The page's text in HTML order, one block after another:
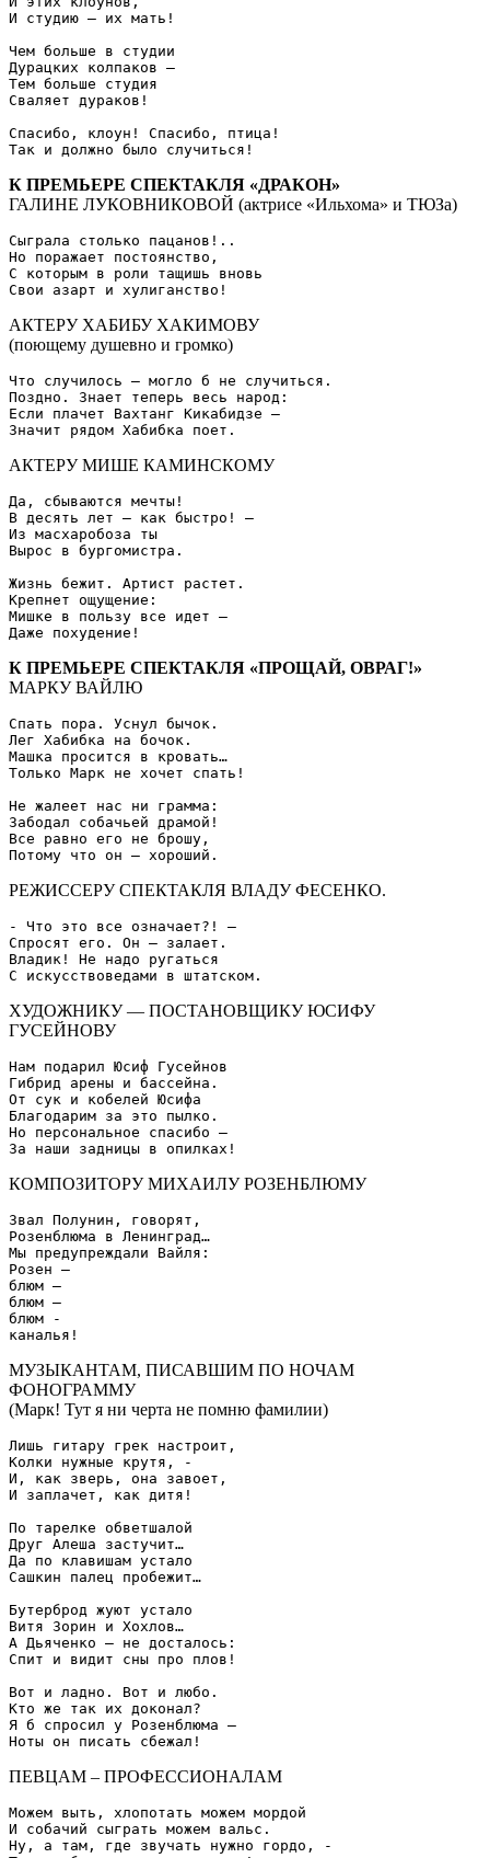
И студию – их мать!
Чем больше в студии
Дурацких колпаков –
Тем больше студия
Сваляет дураков!
Спасибо, клоун! Спасибо, птица!
К ПРЕМЬЕРЕ СПЕКТАКЛЯ «ДРАКОН»
ГАЛИНЕ ЛУКОВНИКОВОЙ (актрисе «Ильхома» и ТЮЗа)
Сыграла столько пацанов!..
Но поражает постоянство,
С которым в роли тащишь вновь
АКТЕРУ ХАБИБУ ХАКИМОВУ
(поющему душевно и громко)
Что случилось – могло б не случиться.
Поздно. Знает теперь весь народ:
Если плачет Вахтанг Кикабидзе –
АКТЕРУ МИШЕ КАМИНСКОМУ
Да, сбываются мечты!
В десять лет – как быстро! –
Из масхаробоза ты
Вырос в бургомистра.
Жизнь бежит. Артист растет.
Крепнет ощущение:
Мишке в пользу все идет –
К ПРЕМЬЕРЕ СПЕКТАКЛЯ «ПРОЩАЙ, ОВРАГ!»
МАРКУ ВАЙЛЮ
Спать пора. Уснул бычок.
Лег Хабибка на бочок.
Машка просится в кровать…
Только Марк не хочет спать!
Не жалеет нас ни грамма:
Забодал собачьей драмой!
Все равно его не брошу,
РЕЖИССЕРУ СПЕКТАКЛЯ ВЛАДУ ФЕСЕНКО.
- Что это все означает?! –
Спросят его. Он – залает.
Владик! Не надо ругаться
ХУДОЖНИКУ — ПОСТАНОВЩИКУ ЮСИФУ
ГУСЕЙНОВУ
Нам подарил Юсиф Гусейнов
Гибрид арены и бассейна.
От сук и кобелей Юсифа
Благодарим за это пылко.
Но персональное спасибо –
КОМПОЗИТОРУ МИХАИЛУ РОЗЕНБЛЮМУ
Звал Полунин, говорят,
Розенблюма в Ленинград…
Мы предупреждали Вайля:
Розен –
блюм –
блюм –
блюм -
МУЗЫКАНТАМ, ПИСАВШИМ ПО НОЧАМ
ФОНОГРАММУ
(Марк! Тут я ни черта не помню фамилии)
Лишь гитару грек настроит,
Колки нужные крутя, -
И, как зверь, она завоет,
И заплачет, как дитя!
По тарелке обветшалой
Друг Алеша застучит…
Да по клавишам устало
Сашкин палец пробежит…
Бутерброд жуют устало
Витя Зорин и Хохлов…
А Дьяченко – не досталось:
Спит и видит сны про плов!
Вот и ладно. Вот и любо.
Кто же так их доконал?
Я б спросил у Розенблюма –
ПЕВЦАМ – ПРОФЕССИОНАЛАМ
Можем выть, хлопотать можем мордой
И собачий сыграть можем вальс.
Ну, а там, где звучать нужно гордо, -